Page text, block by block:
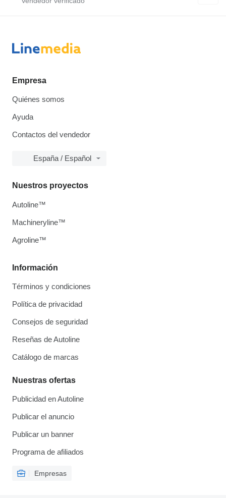
Empresa
Quiénes somos
Ayuda
Contactos del vendedor
España / Español
Información
Términos y condiciones
Política de privacidad
Consejos de seguridad
Reseñas de Autoline
Catálogo de marcas
Nuestras ofertas
Publicidad en Autoline
Publicar el anuncio
Publicar un banner
Programa de afiliados
Empresas
Nuestros proyectos
Autoline™
Machineryline™
Agroline™